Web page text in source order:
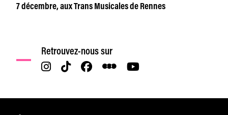
7 décembre, aux Trans Musicales de Rennes
Retrouvez-nous sur